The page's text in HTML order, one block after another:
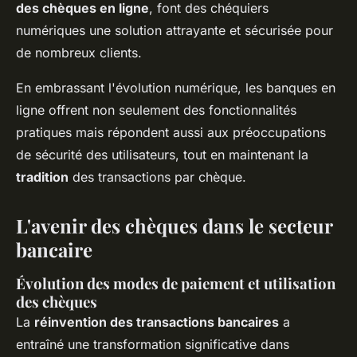
des chèques en ligne, font des chéquiers
numériques une solution attrayante et sécurisée pour
de nombreux clients.
En embrassant l'évolution numérique, les banques en
ligne offrent non seulement des fonctionnalités
pratiques mais répondent aussi aux préoccupations
de sécurité des utilisateurs, tout en maintenant la
tradition des transactions par chèque.
L'avenir des chèques dans le secteur
bancaire
Évolution des modes de paiement et utilisation
des chèques
La réinvention des transactions bancaires a
entraîné une transformation significative dans